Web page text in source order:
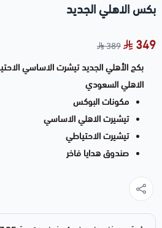
بكس الاهلي الجديد
349
389
بكج الأهلي الجديد تيشرت الاساسي
الاهلي السعودي
مكونات البوكس
تيشيرت الاهلي الاساسي
تيشيرت الاحتياطي
صندوق هدايا فاخر